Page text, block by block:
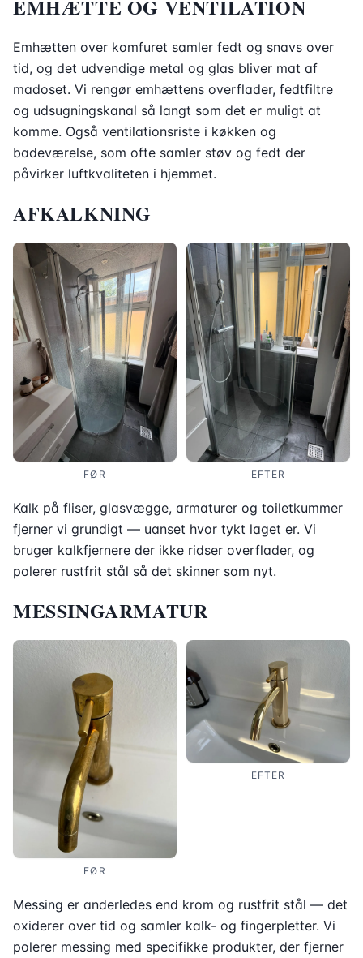
EMHÆTTE OG VENTILATION
Emhætten over komfuret samler fedt og snavs over
tid, og det udvendige metal og glas bliver mat af
madoset. Vi rengør emhættens overflader, fedtfiltre
og udsugningskanal så langt som det er muligt at
komme. Også ventilationsriste i køkken og
badeværelse, som ofte samler støv og fedt der
påvirker luftkvaliteten i hjemmet.
AFKALKNING
FØR EFTER
Kalk på fliser, glasvægge, armaturer og toiletkummer
fjerner vi grundigt — uanset hvor tykt laget er. Vi
bruger kalkfjernere der ikke ridser overflader, og
polerer rustfrit stål så det skinner som nyt.
MESSINGARMATUR
FØR
EFTER
Messing er anderledes end krom og rustfrit stål — det
oxiderer over tid og samler kalk- og fingerpletter. Vi
polerer messing med specifikke produkter, der fjerner